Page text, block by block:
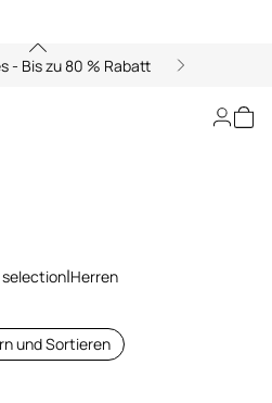
- Bis zu 80 % Rabatt
für
Herren
und Sortieren